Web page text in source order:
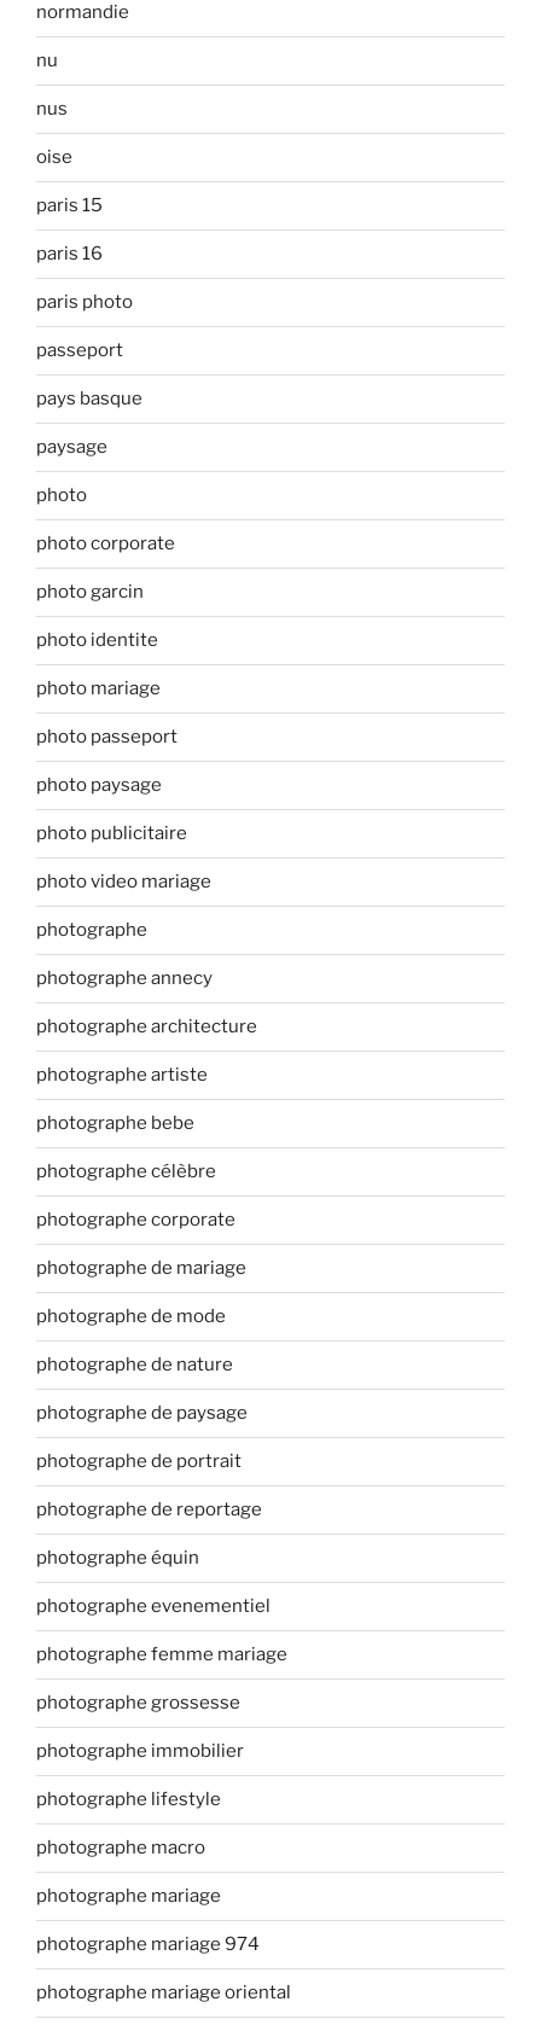
normandie
nu
nus
oise
paris 15
paris 16
paris photo
passeport
pays basque
paysage
photo
photo corporate
photo garcin
photo identite
photo mariage
photo passeport
photo paysage
photo publicitaire
photo video mariage
photographe
photographe annecy
photographe architecture
photographe artiste
photographe bebe
photographe célèbre
photographe corporate
photographe de mariage
photographe de mode
photographe de nature
photographe de paysage
photographe de portrait
photographe de reportage
photographe équin
photographe evenementiel
photographe femme mariage
photographe grossesse
photographe immobilier
photographe lifestyle
photographe macro
photographe mariage
photographe mariage 974
photographe mariage oriental